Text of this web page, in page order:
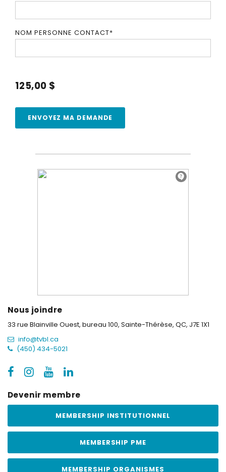
NOM PERSONNE CONTACT*
125,00 $
ENVOYEZ MA DEMANDE
Nous joindre
33 rue Blainville Ouest, bureau 100, Sainte-Thérèse, QC, J7E 1X1
info@tvbl.ca
(450) 434-5021
Devenir membre
MEMBERSHIP INSTITUTIONNEL
MEMBERSHIP PME
MEMBERSHIP ORGANISMES